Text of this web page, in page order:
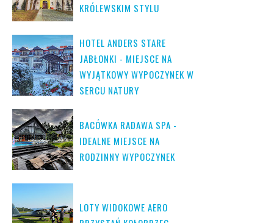
KRÓLEWSKIM STYLU
HOTEL ANDERS STARE
JABŁONKI - MIEJSCE NA
WYJĄTKOWY WYPOCZYNEK W
SERCU NATURY
BACÓWKA RADAWA SPA -
IDEALNE MIEJSCE NA
RODZINNY WYPOCZYNEK
LOTY WIDOKOWE AERO